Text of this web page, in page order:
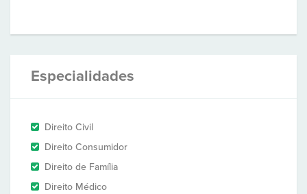
Especialidades
Direito Civil
Direito Consumidor
Direito de Família
Direito Médico